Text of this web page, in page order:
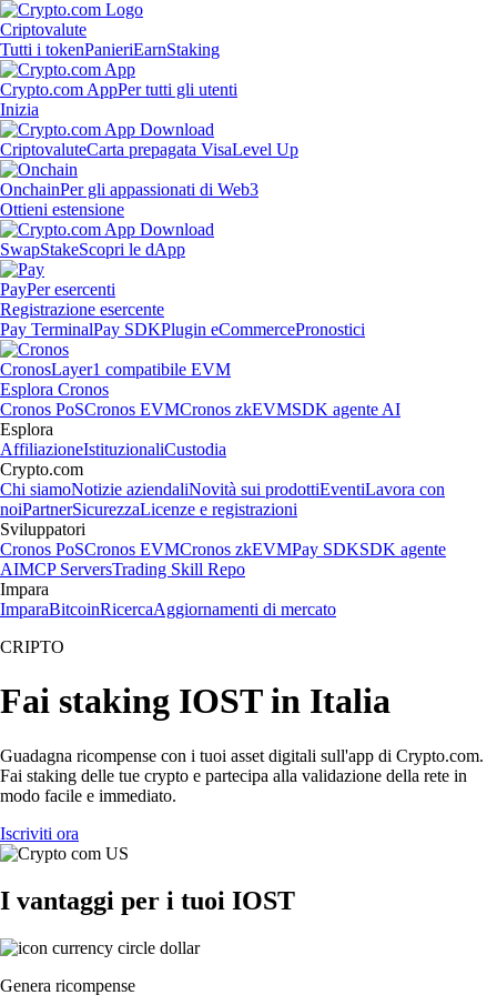
Criptovalute
Tutti i tokenPanieriEarnStaking
Crypto.com AppPer tutti gli utenti
Inizia
CriptovaluteCarta prepagata VisaLevel Up
OnchainPer gli appassionati di Web3
Ottieni estensione
SwapStakeScopri le dApp
PayPer esercenti
Registrazione esercente
Pay TerminalPay SDKPlugin eCommercePronostici
CronosLayer1 compatibile EVM
Esplora Cronos
Cronos PoSCronos EVMCronos zkEVMSDK agente AI
Esplora
AffiliazioneIstituzionaliCustodia
Crypto.com
Chi siamoNotizie aziendaliNovità sui prodottiEventiLavora con
noiPartnerSicurezzaLicenze e registrazioni
Sviluppatori
Cronos PoSCronos EVMCronos zkEVMPay SDKSDK agente
AIMCP ServersTrading Skill Repo
Impara
ImparaBitcoinRicercaAggiornamenti di mercato
CRIPTO
Fai staking IOST in Italia
Guadagna ricompense con i tuoi asset digitali sull'app di Crypto.com.
Fai staking delle tue crypto e partecipa alla validazione della rete in
modo facile e immediato.
Iscriviti ora
I vantaggi per i tuoi IOST
Genera ricompense